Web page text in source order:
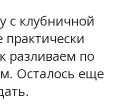
с клубничной
разливаем по
Осталось еще